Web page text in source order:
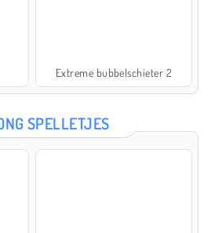
Extreme bubbelschieter 2
SPELLETJES